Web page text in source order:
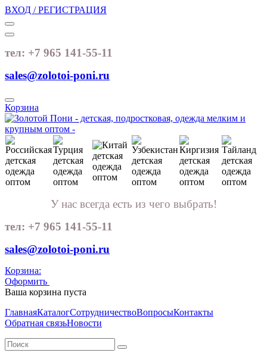
ВХОД / РЕГИСТРАЦИЯ
тел: +7 965 141-55-11
sales@zolotoi-poni.ru
Корзина
У нас всегда есть из чего выбрать!
тел: +7 965 141-55-11
sales@zolotoi-poni.ru
Корзина:
Оформить
Ваша корзина пуста
ГлавнаяКаталогСотрудничествоВопросыКонтакты
Обратная связьНовости